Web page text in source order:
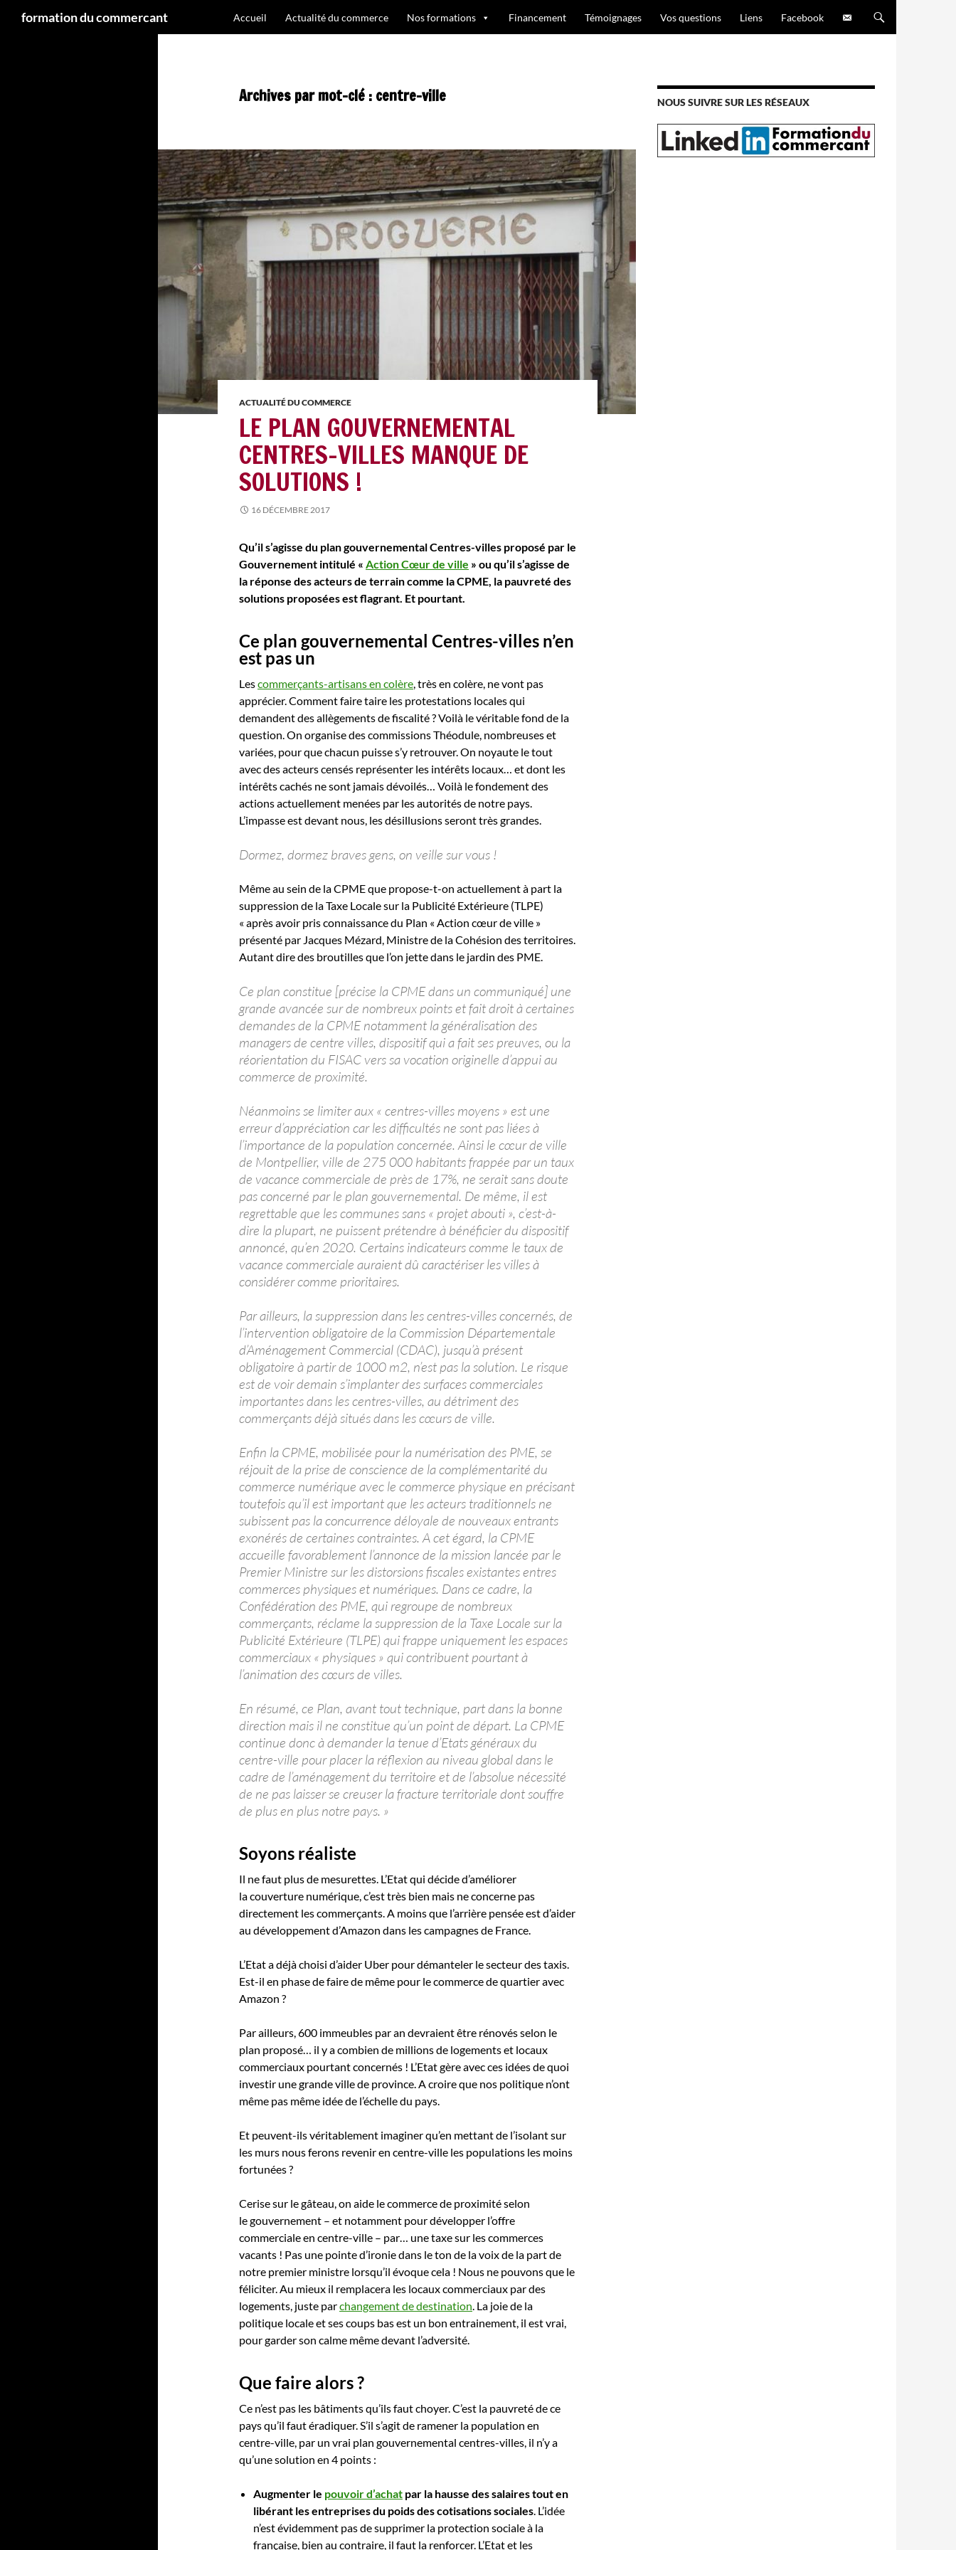
formation du commercant Accueil Actualité du commerce Nos formations Financement Témoignages Vos questions Liens Facebook
Archives par mot-clé : centre-ville
ACTUALITÉ DU COMMERCE
LE PLAN GOUVERNEMENTAL
CENTRES-VILLES MANQUE DE
SOLUTIONS !
16 DÉCEMBRE 2017
Qu’il s’agisse du plan gouvernemental Centres-villes proposé par le
Gouvernement intitulé « Action Cœur de ville » ou qu’il s’agisse de
la réponse des acteurs de terrain comme la CPME, la pauvreté des
solutions proposées est flagrant. Et pourtant.
Ce plan gouvernemental Centres-villes n’en
est pas un
Lescommerçants-artisans en colère, très en colère, ne vont pas
apprécier. Comment faire taire les protestations locales qui
demandent des allègements de fiscalité ? Voilà le véritable fond de la
question. On organise des commissions Théodule, nombreuses et
variées, pour que chacun puisse s’y retrouver. On noyaute le tout
avec des acteurs censés représenter les intérêts locaux… et dont les
intérêts cachés ne sont jamais dévoilés… Voilà le fondement des
actions actuellement menées par les autorités de notre pays.
L’impasse est devant nous, les désillusions seront très grandes.
Dormez, dormez braves gens, on veille sur vous !
Même au sein de la CPME que propose-t-on actuellement à part la
suppression de la Taxe Locale sur la Publicité Extérieure (TLPE)
« après avoir pris connaissance du Plan « Action cœur de ville »
présenté par Jacques Mézard, Ministre de la Cohésion des territoires.
Autant dire des broutilles que l’on jette dans le jardin des PME.
Ce plan constitue [précise la CPME dans un communiqué] une
grande avancée sur de nombreux points et fait droit à certaines
demandes de la CPME notamment la généralisation des
managers de centre villes, dispositif qui a fait ses preuves, ou la
réorientation du FISAC vers sa vocation originelle d’appui au
commerce de proximité.
Néanmoins se limiter aux « centres-villes moyens » est une
erreur d’appréciation car les difficultés ne sont pas liées à
l’importance de la population concernée. Ainsi le cœur de ville
de Montpellier, ville de 275 000 habitants frappée par un taux
de vacance commerciale de près de 17%, ne serait sans doute
pas concerné par le plan gouvernemental. De même, il est
regrettable que les communes sans « projet abouti », c’est-à-
dire la plupart, ne puissent prétendre à bénéficier du dispositif
annoncé, qu’en 2020. Certains indicateurs comme le taux de
vacance commerciale auraient dû caractériser les villes à
considérer comme prioritaires.
Par ailleurs, la suppression dans les centres-villes concernés, de
l’intervention obligatoire de la Commission Départementale
d’Aménagement Commercial (CDAC), jusqu’à présent
obligatoire à partir de 1000 m2, n’est pas la solution. Le risque
est de voir demain s’implanter des surfaces commerciales
importantes dans les centres-villes, au détriment des
commerçants déjà situés dans les cœurs de ville.
Enfin la CPME, mobilisée pour la numérisation des PME, se
réjouit de la prise de conscience de la complémentarité du
commerce numérique avec le commerce physique en précisant
toutefois qu’il est important que les acteurs traditionnels ne
subissent pas la concurrence déloyale de nouveaux entrants
exonérés de certaines contraintes. A cet égard, la CPME
accueille favorablement l’annonce de la mission lancée par le
Premier Ministre sur les distorsions fiscales existantes entres
commerces physiques et numériques. Dans ce cadre, la
Confédération des PME, qui regroupe de nombreux
commerçants, réclame la suppression de la Taxe Locale sur la
Publicité Extérieure (TLPE) qui frappe uniquement les espaces
commerciaux « physiques » qui contribuent pourtant à
l’animation des cœurs de villes.
En résumé, ce Plan, avant tout technique, part dans la bonne
direction mais il ne constitue qu’un point de départ. La CPME
continue donc à demander la tenue d’Etats généraux du
centre-ville pour placer la réflexion au niveau global dans le
cadre de l’aménagement du territoire et de l’absolue nécessité
de ne pas laisser se creuser la fracture territoriale dont souffre
de plus en plus notre pays. »
Soyons réaliste
Il ne faut plus de mesurettes. L’Etat qui décide d’améliorer
la couverture numérique, c’est très bien mais ne concerne pas
directement les commerçants. A moins que l’arrière pensée est d’aider
au développement d’Amazon dans les campagnes de France.
L’Etat a déjà choisi d’aider Uber pour démanteler le secteur des taxis.
Est-il en phase de faire de même pour le commerce de quartier avec
Amazon ?
Par ailleurs, 600 immeubles par an devraient être rénovés selon le
plan proposé… il y a combien de millions de logements et locaux
commerciaux pourtant concernés ! L’Etat gère avec ces idées de quoi
investir une grande ville de province. A croire que nos politique n’ont
même pas même idée de l’échelle du pays.
Et peuvent-ils véritablement imaginer qu’en mettant de l’isolant sur
les murs nous ferons revenir en centre-ville les populations les moins
fortunées ?
Cerise sur le gâteau, on aide le commerce de proximité selon
le gouvernement – et notamment pour développer l’offre
commerciale en centre-ville – par… une taxe sur les commerces
vacants ! Pas une pointe d’ironie dans le ton de la voix de la part de
notre premier ministre lorsqu’il évoque cela ! Nous ne pouvons que le
féliciter. Au mieux il remplacera les locaux commerciaux par des
logements, juste parchangement de destination. La joie de la
politique locale et ses coups bas est un bon entrainement, il est vrai,
pour garder son calme même devant l’adversité.
Que faire alors ?
Ce n’est pas les bâtiments qu’ils faut choyer. C’est la pauvreté de ce
pays qu’il faut éradiquer. S’il s’agit de ramener la population en
centre-ville, par un vrai plan gouvernemental centres-villes, il n’y a
qu’une solution en 4 points :
Augmenter le pouvoir d’achat par la hausse des salaires tout en
libérant les entreprises du poids des cotisations sociales. L’idée
n’est évidemment pas de supprimer la protection sociale à la
française, bien au contraire, il faut la renforcer. L’Etat et les
NOUS SUIVRE SUR LES RÉSEAUX